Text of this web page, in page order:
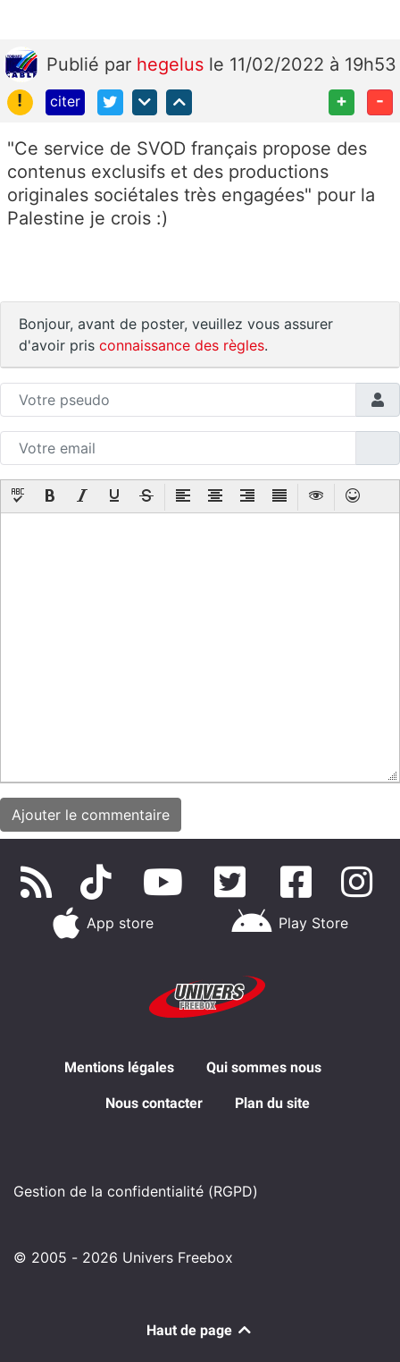
Publié par hegelus le 11/02/2022 à 19h53
!
citer + -
"Ce service de SVOD français propose des
contenus exclusifs et des productions
originales sociétales très engagées" pour la
Palestine je crois :)
Bonjour, avant de poster, veuillez vous assurer
d'avoir pris connaissance des règles.
App store Play Store
Mentions légales Qui sommes nous
Nous contacter Plan du site
Gestion de la confidentialité (RGPD)
© 2005 - 2026 Univers Freebox
Haut de page